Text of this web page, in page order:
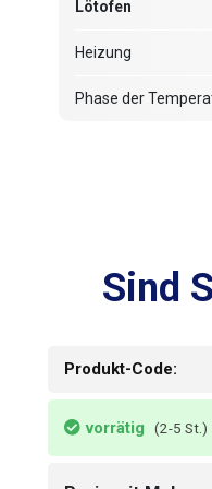
Lötofen
Heizung
Phase der
Löten
Thermische
Schraffurgröße
Sind
Produkt-Code:
vorrätig (2-5 St.)